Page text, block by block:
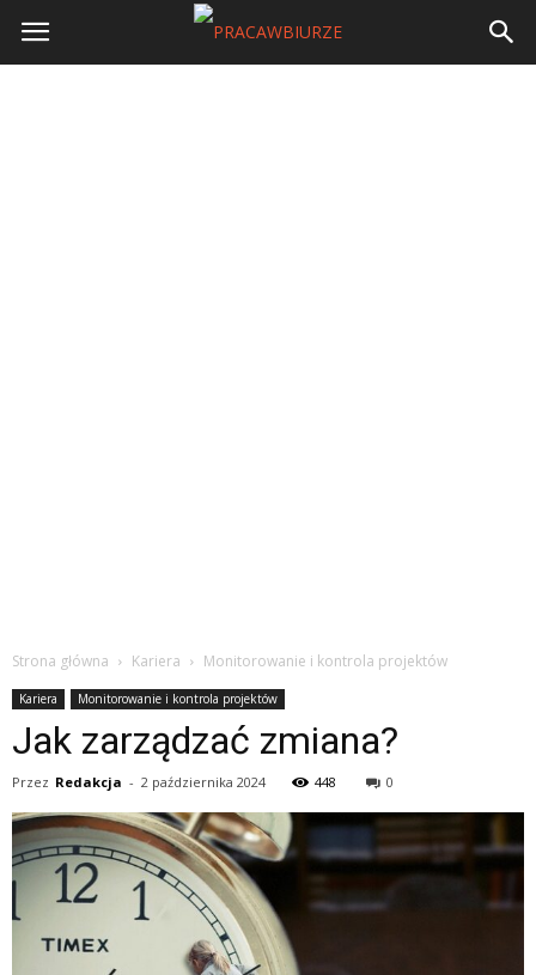
Strona główna Kariera Monitorowanie i kontrola projektów
Kariera Monitorowanie i kontrola projektów
Jak zarządzać zmiana?
Przez Redakcja - 2 października 2024 448 0